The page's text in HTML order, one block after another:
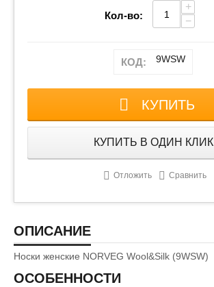
Кол-во:
+
−
КОД: 9WSW
КУПИТЬ
КУПИТЬ В ОДИН КЛИК
Отложить Сравнить
ОПИСАНИЕ
Носки женские NORVEG Wool&Silk (9WSW)
ОСОБЕННОСТИ